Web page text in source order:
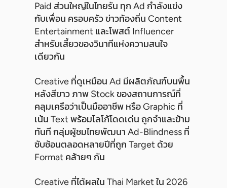
Paid ส่วนใหญ่ในไทยรัน ทุก Ad กำลังแข่ง
กับเพื่อน ครอบครัว ข่าวท้องถิ่น Content
Entertainment และโพสต์ Influencer
สำหรับเสี้ยวของวินาทีแห่งความสนใจ
เดียวกัน
Creative ที่ดูเหมือน Ad มีผลิตภัณฑ์บนพื้น
หลังสีขาว ภาพ Stock ของสถานการณ์ที่
คลุมเครือว่าเป็นมืออาชีพ หรือ Graphic ที่
เน้น Text พร้อมโลโก้โดดเด่น ถูกจำและข้าม
ทันที กลุ่มผู้ชมไทยพัฒนา Ad-Blindness ที่
ซับซ้อนตลอดหลายปีที่ถูก Target ด้วย
Format คล้ายๆ กัน
Creative ที่ได้ผลใน Thai Market ใน 2026